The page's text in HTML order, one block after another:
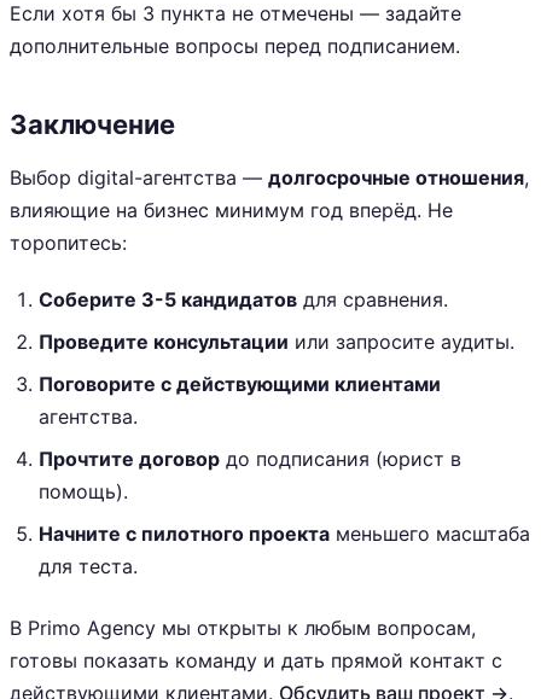
Если хотя бы 3 пункта не отмечены — задайте
дополнительные вопросы перед подписанием.
Заключение
Выбор digital-агентства — долгосрочные отношения,
влияющие на бизнес минимум год вперёд. Не
торопитесь:
Соберите 3-5 кандидатов для сравнения.
Проведите консультации или запросите аудиты.
Поговорите с действующими клиентами
агентства.
Прочтите договор до подписания (юрист в
помощь).
Начните с пилотного проекта меньшего масштаба
для теста.
В Primo Agency мы открыты к любым вопросам,
готовы показать команду и дать прямой контакт с
действующими клиентами. Обсудить ваш проект →.